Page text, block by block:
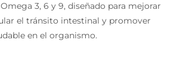
3, 6 y 9, diseñado para mejorar
el tránsito intestinal y promover
en el organismo.